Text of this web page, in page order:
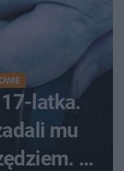
latka.
mu
O